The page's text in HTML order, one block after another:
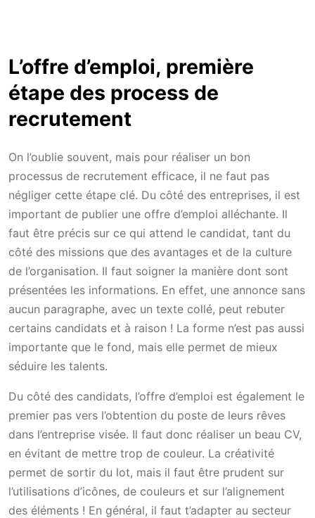
L’offre d’emploi, première
étape des process de
recrutement
On l’oublie souvent, mais pour réaliser un bon
processus de recrutement efficace, il ne faut pas
négliger cette étape clé. Du côté des entreprises, il est
important de publier une offre d’emploi alléchante. Il
faut être précis sur ce qui attend le candidat, tant du
côté des missions que des avantages et de la culture
de l’organisation. Il faut soigner la manière dont sont
présentées les informations. En effet, une annonce sans
aucun paragraphe, avec un texte collé, peut rebuter
certains candidats et à raison ! La forme n’est pas aussi
importante que le fond, mais elle permet de mieux
séduire les talents.
Du côté des candidats, l’offre d’emploi est également le
premier pas vers l’obtention du poste de leurs rêves
dans l’entreprise visée. Il faut donc réaliser un beau CV,
en évitant de mettre trop de couleur. La créativité
permet de sortir du lot, mais il faut être prudent sur
l’utilisations d’icônes, de couleurs et sur l’alignement
des éléments ! En général, il faut t’adapter au secteur